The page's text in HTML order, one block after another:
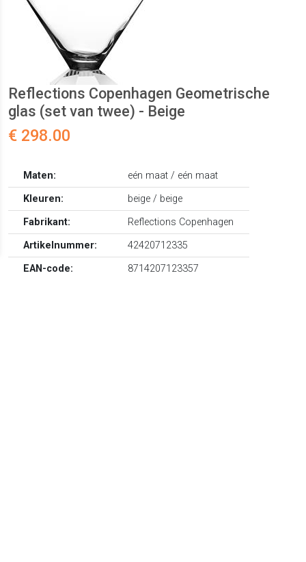
Reflections Copenhagen Geometrische
glas (set van twee) - Beige
€ 298.00
Maten:
eén maat / eén maat
Kleuren:
beige / beige
Fabrikant:
Reflections Copenhagen
Artikelnummer:
42420712335
EAN-code:
8714207123357